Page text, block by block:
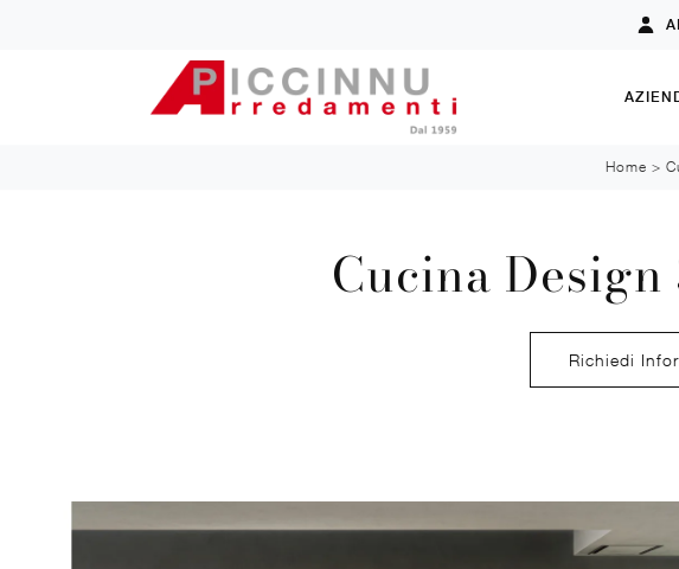
Home >
Cucina
Richiedi